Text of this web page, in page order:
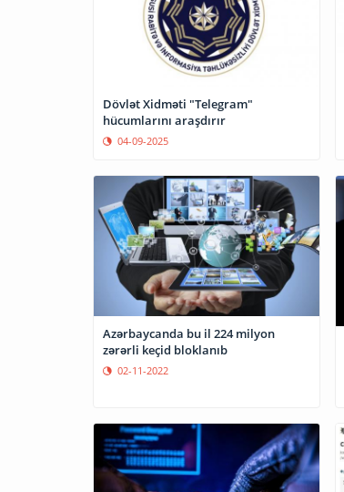
Dövlət Xidməti "Telegram"
hücumlarını araşdırır
04-09-2025
Azərbaycanda bu il 224 milyon
zərərli keçid bloklanıb
02-11-2022